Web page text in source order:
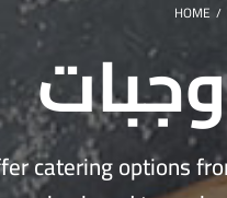
REMEMBER
Lost
HOME /
catering options